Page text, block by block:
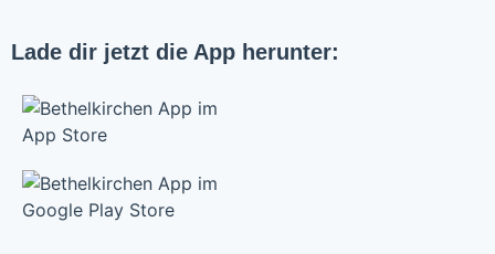
Lade dir jetzt die App herunter: